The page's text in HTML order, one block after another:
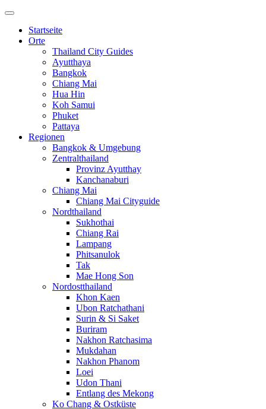
Startseite
Orte
Thailand City Guides
Ayutthaya
Bangkok
Chiang Mai
Hua Hin
Koh Samui
Phuket
Pattaya
Regionen
Bangkok & Umgebung
Zentralthailand
Provinz Ayutthay
Kanchanaburi
Chiang Mai
Chiang Mai Cityguide
Nordthailand
Sukhothai
Chiang Rai
Lampang
Phitsanulok
Tak
Mae Hong Son
Nordostthailand
Khon Kaen
Ubon Ratchathani
Surin & Si Saket
Buriram
Nakhon Ratchasima
Mukdahan
Nakhon Phanom
Loei
Udon Thani
Entlang des Mekong
Ko Chang & Ostküste